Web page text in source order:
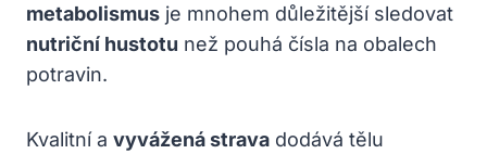
metabolismus je mnohem důležitější sledovat
nutriční hustotu než pouhá čísla na obalech
potravin.
Kvalitní a vyvážená strava dodává tělu